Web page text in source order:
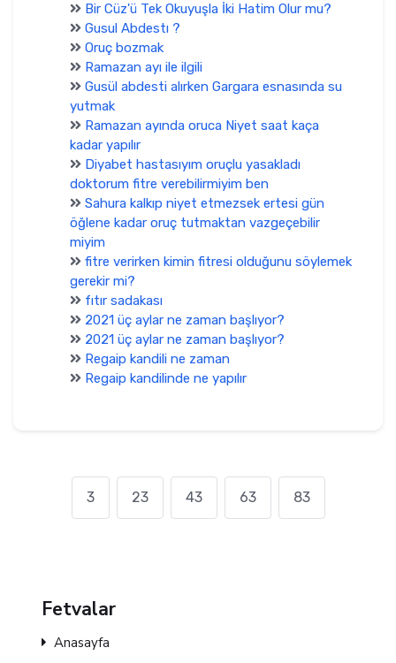
Bir Cüz'ü Tek Okuyuşla İki Hatim Olur mu?
Gusul Abdestı ?
Oruç bozmak
Ramazan ayı ile ilgili
Gusül abdesti alırken Gargara esnasında su
yutmak
Ramazan ayında oruca Niyet saat kaça
kadar yapılır
Diyabet hastasıyım oruçlu yasakladı
doktorum fitre verebilirmiyim ben
Sahura kalkıp niyet etmezsek ertesi gün
öğlene kadar oruç tutmaktan vazgeçebilir
miyim
fitre verirken kimin fitresi olduğunu söylemek
gerekir mi?
fıtır sadakası
2021 üç aylar ne zaman başlıyor?
2021 üç aylar ne zaman başlıyor?
Regaip kandili ne zaman
Regaip kandilinde ne yapılır
3 23 43 63 83
Fetvalar
Anasayfa